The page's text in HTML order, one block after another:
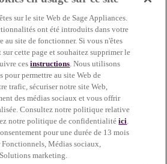
more information)
sur le site Web de Sage Appliances.
ont été introduits dans votre
au site de fonctionner. Si vous n'êtes
cette page et souhaitez supprimer le
cesinstructions. Nous utilisons
pour permettre au site Web de
trafic, sécuriser notre site Web,
des médias sociaux et vous offrir
Consultez notre politique relative
notre politique de confidentialitéici.
pour une durée de 13 mois
Fonctionnels, Médias sociaux,
marketing.